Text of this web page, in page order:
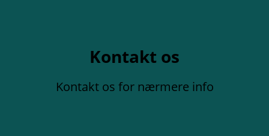
Kontakt os
Kontakt os for nærmere info